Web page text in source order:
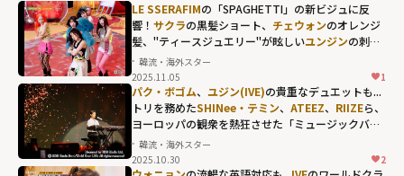
チェウォン＆宮
脇咲良の仲良し
ケミも...LE
SSERAFIM(ルセ
ラフィム)メンバ
ーが「ほとんど
住んでいます」
と明かす、HYBE
ユンジンの刺激
的なファッショ
ンも..."
width="304"
LE SSERAFIMの「SPAGHETTI」の新ビジュに反
響！ サクラの黒髪ショート、 チェウォンのオレンジ
髪、"ティースジュエリー"が眩しいユンジンの刺激
的なファッションも...
韓流・海外スター
2025.11.05
1
パク・ボゴム、 ユジン(IVE)の貴重なデュエットも...
トリを務めたSHINee・テミン、 ATEEZ、 RIIZEら、
ヨーロッパの観衆を熱狂させた「ミュージックバン
ク」のリスボン公演
韓流・海外スター
2025.10.30
2